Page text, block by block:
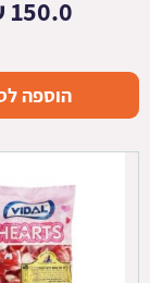
150.0
הוספה